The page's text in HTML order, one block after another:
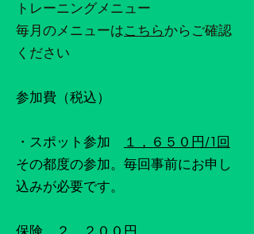
トレーニングメニュー
毎月のメニューはこちら​からご確認
ください
参加費（税込）
・スポット参加
１，６５０円/1回
その都度の参加。毎回事前にお申し
込みが必要です。